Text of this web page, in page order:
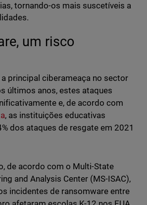
tornando-os mais suscetíveis a
um risco
principal ciberameaça no sector
últimos anos, estes ataques
e, de acordo com
, as instituições educativas
dos ataques de resgate em 2021
de acordo com o Multi-State
and Analysis Center (MS-ISAC),
incidentes de ransomware entre